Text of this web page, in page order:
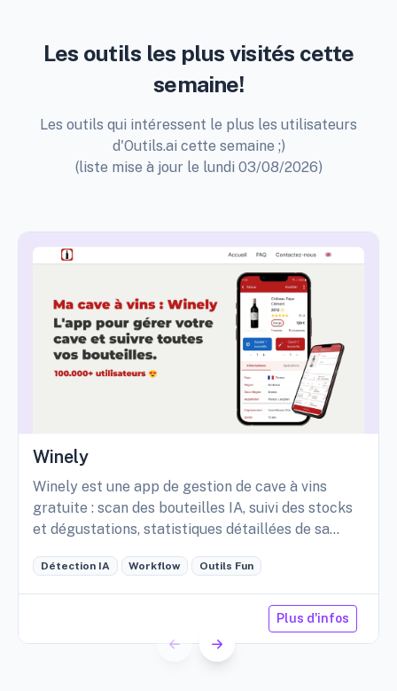
Les outils les plus visités cette
semaine!
Les outils qui intéressent le plus les utilisateurs
d'Outils.ai cette semaine ;)
(liste mise à jour le lundi 03/08/2026)
Winely
Winely est une app de gestion de cave à vins
gratuite : scan des bouteilles IA, suivi des stocks
et dégustations, statistiques détaillées de sa
Détection IA Workflow Outils Fun
Plus d'infos